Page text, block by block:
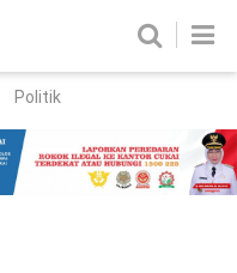
Politik